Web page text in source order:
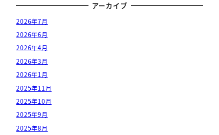
アーカイブ
2026年7月
2026年6月
2026年4月
2026年3月
2026年1月
2025年11月
2025年10月
2025年9月
2025年8月